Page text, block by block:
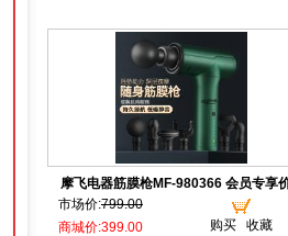
摩飞电器筋膜枪MF-980366 会员专享
市场价:799.00
购买
收藏
商城价:399.00